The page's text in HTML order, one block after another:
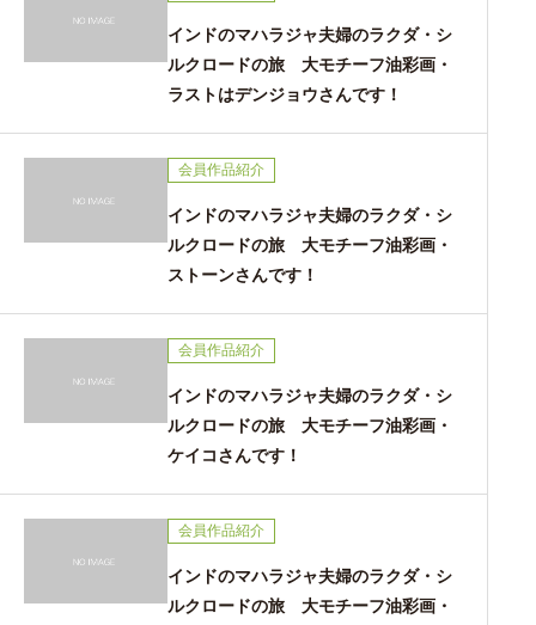
インドのマハラジャ夫婦のラクダ・シ
ルクロードの旅 大モチーフ油彩画・
ラストはデンジョウさんです！
会員作品紹介
インドのマハラジャ夫婦のラクダ・シ
ルクロードの旅 大モチーフ油彩画・
ストーンさんです！
会員作品紹介
インドのマハラジャ夫婦のラクダ・シ
ルクロードの旅 大モチーフ油彩画・
ケイコさんです！
会員作品紹介
インドのマハラジャ夫婦のラクダ・シ
ルクロードの旅 大モチーフ油彩画・